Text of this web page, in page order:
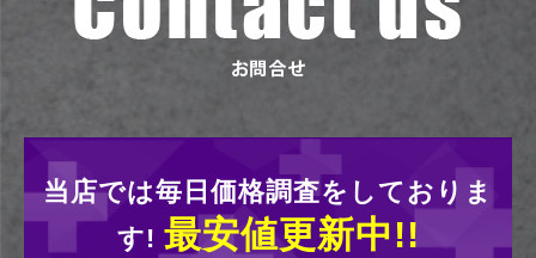
当店では毎日価格調査をしておりま
す! 最安値更新中!!